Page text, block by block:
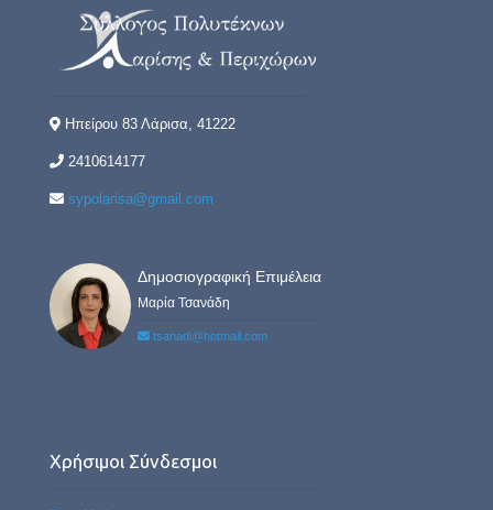
Ηπείρου 83 Λάρισα, 41222
2410614177
sypolarisa@gmail.com
Δημοσιογραφική Επιμέλεια
Μαρία Τσανάδη
tsanadi@hotmail.com
Χρήσιμοι Σύνδεσμοι